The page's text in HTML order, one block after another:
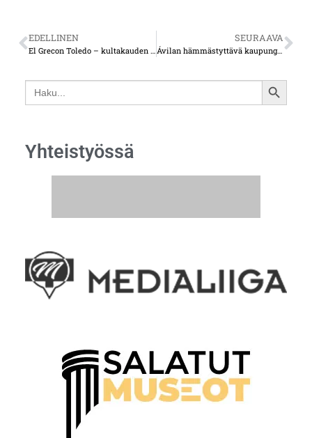
EDELLINEN
El Grecon Toledo – kultakauden loisto yhä aistittavissa
SEURAAVA
Ávilan hämmästyttävä kaupunginmuuri
Search
for:
SEARCH
Yhteistyössä